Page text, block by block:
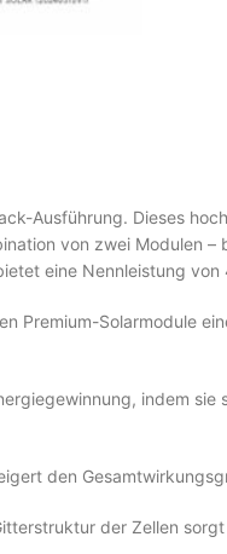
Ausführung. Dieses
von zwei Modulen
eine Nennleistung von
Premium-Solarmodule
indem
den
der Zellen